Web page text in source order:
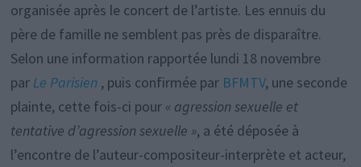
organisée après le concert de l’artiste. Les ennuis du
père de famille ne semblent pas près de disparaître.
Selon une information rapportée lundi 18 novembre
par Le Parisien, puis confirmée par BFMTV, une seconde
plainte, cette fois-ci pour « agression sexuelle et
tentative d’agression sexuelle », a été déposée à
l’encontre de l’auteur-compositeur-interprète et acteur,